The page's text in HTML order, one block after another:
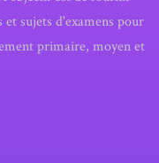
sujets d'examens pour
primaire, moyen et